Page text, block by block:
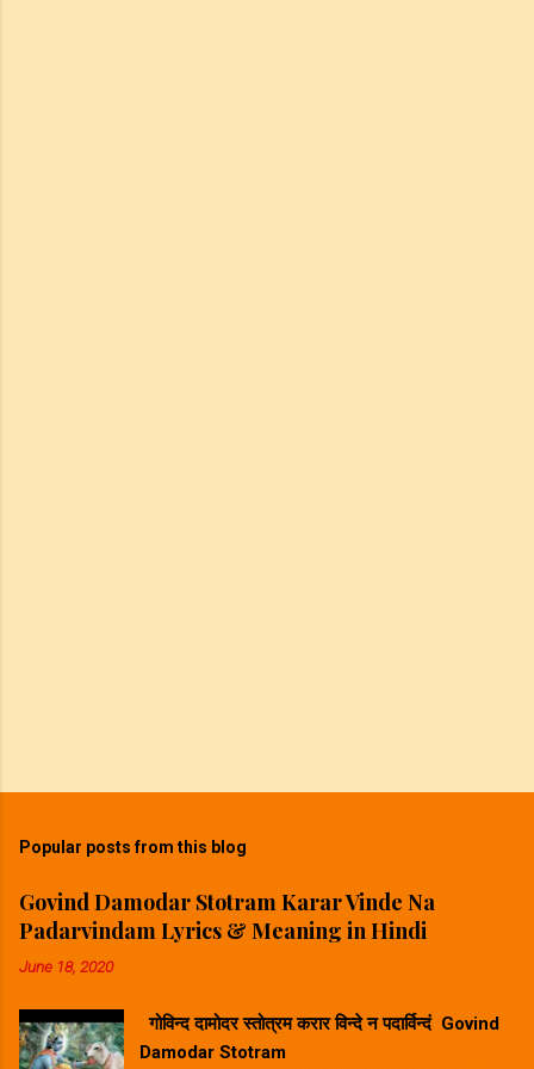
Popular posts from this blog
Govind Damodar Stotram Karar Vinde Na
Padarvindam Lyrics & Meaning in Hindi
June 18, 2020
गोविन्द दामोदर स्तोत्रम करार विन्दे न पदार्विन्दं Govind
Damodar Stotram